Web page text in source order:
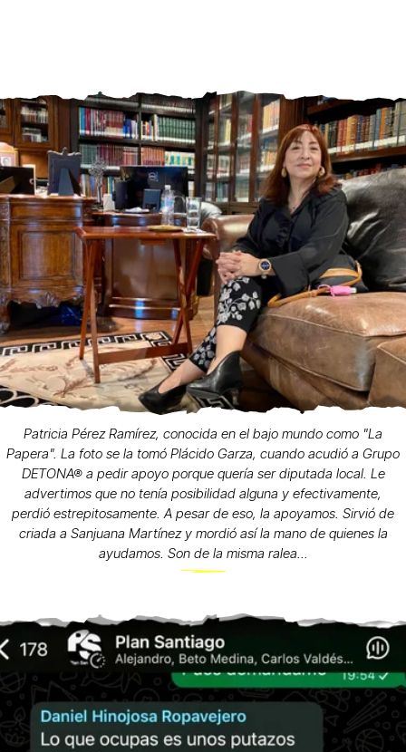
Patricia Pérez Ramírez, conocida en el bajo mundo como "La
Papera". La foto se la tomó Plácido Garza, cuando acudió a Grupo
DETONA® a pedir apoyo porque quería ser diputada local. Le
advertimos que no tenía posibilidad alguna y efectivamente,
perdió estrepitosamente. A pesar de eso, la apoyamos. Sirvió de
criada a Sanjuana Martínez y mordió así la mano de quienes la
ayudamos. Son de la misma ralea...